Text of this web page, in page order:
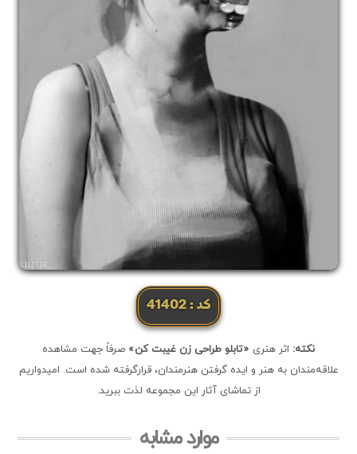
کد: 41402
نکته: اثر هنری «تابلو طراحی زن غیبت کن» صرفاً جهت مشاهده
علاقه‌مندان به هنر و ایده گرفتن هنرمندان، قرارگرفته شده است. امیدواریم
از تماشای آثار این مجموعه لذت ببرید.
موارد مشابه